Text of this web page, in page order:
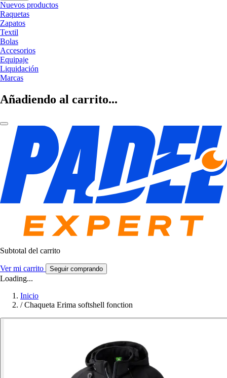
Nuevos productos
Raquetas
Zapatos
Textil
Bolas
Accesorios
Equipaje
Liquidación
Marcas
Añadiendo al carrito...
Subtotal del carrito
Ver mi carrito Seguir comprando
Loading...
Inicio
/ Chaqueta Erima softshell fonction